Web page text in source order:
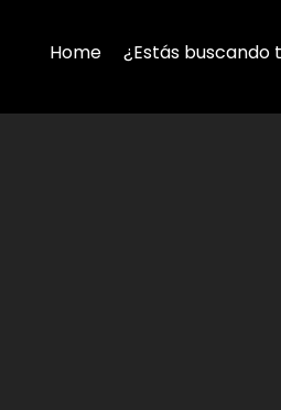
Home ¿Estás buscando